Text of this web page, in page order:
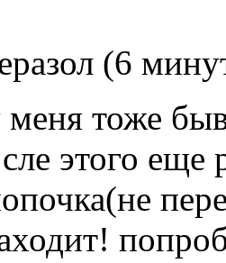
(6
тоже
этого